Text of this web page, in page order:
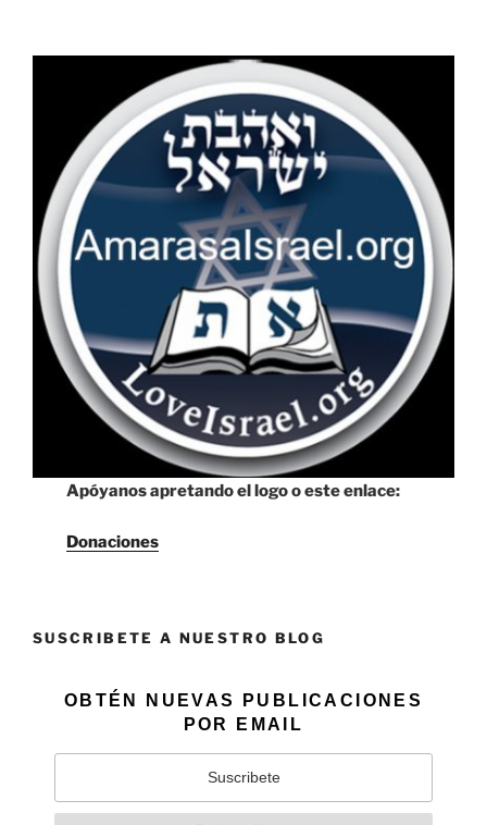
Apóyanos apretando el logo o este enlace:
Donaciones
SUSCRIBETE A NUESTRO BLOG
OBTÉN NUEVAS PUBLICACIONES
POR EMAIL